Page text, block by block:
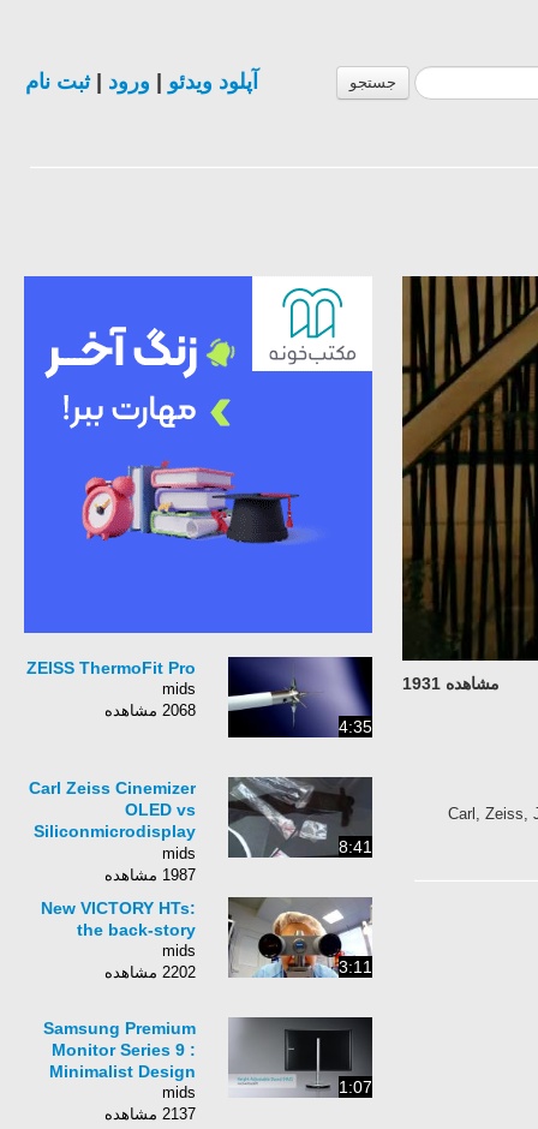
جستجو آپلود ویدئو ورود |ثبت نام
مشاهده 1931
Carl, Zeiss,
4:35
ZEISS ThermoFit Pro
mids
2068 مشاهده
8:41
Carl Zeiss Cinemizer
OLED vs
Siliconmicrodisplay
ST1080 Unboxing ...
mids
1987 مشاهده
3:11
New VICTORY HTs:
the back-story
mids
2202 مشاهده
1:07
Samsung Premium
Monitor Series 9 :
Minimalist Design
mids
2137 مشاهده